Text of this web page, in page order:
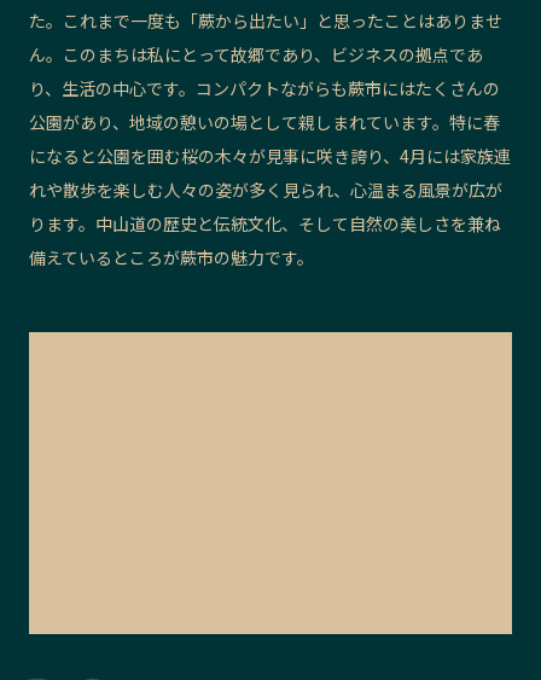
た。これまで一度も「蕨から出たい」と思ったことはありませ
ん。このまちは私にとって故郷であり、ビジネスの拠点であ
り、生活の中心です。コンパクトながらも蕨市にはたくさんの
公園があり、地域の憩いの場として親しまれています。特に春
になると公園を囲む桜の木々が見事に咲き誇り、4月には家族連
れや散歩を楽しむ人々の姿が多く見られ、心温まる風景が広が
ります。中山道の歴史と伝統文化、そして自然の美しさを兼ね
備えているところが蕨市の魅力です。